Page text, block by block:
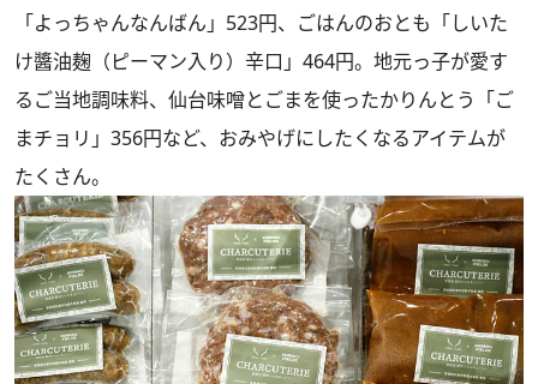
「よっちゃんなんばん」523円、ごはんのおとも「しいた
け醬油麹（ピーマン入り）辛口」464円。地元っ子が愛す
るご当地調味料、仙台味噌とごまを使ったかりんとう「ご
まチョリ」356円など、おみやげにしたくなるアイテムが
たくさん。